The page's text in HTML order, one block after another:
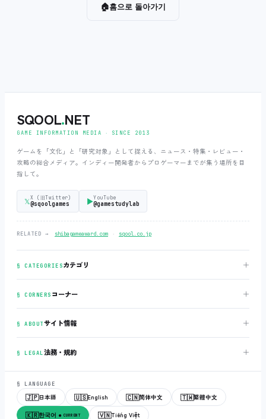
🏠홈으로 돌아가기
SQOOL.NET
GAME INFORMATION MEDIA ‧ SINCE 2013
ゲームを「文化」と「研究対象」として捉える、ニュース・特集・レビュー・
攻略の総合メディア。インディー開発者からプロゲーマーまでが集う場所を目
指して。
𝕏X (旧Twitter)
@sqoolgames ▶YouTube
@gamestudylab
RELATED → shibagameaward.com ‧ sqool.co.jp
§ CATEGORIESカテゴリ ＋
§ CORNERS コーナー ＋
§ ABOUTサイト情報 ＋
§ LEGAL法務・規約 ＋
§ LANGUAGE
🇯🇵日本語 🇺🇸English 🇨🇳简体中文 🇹🇼繁體中文
🇰🇷한국어 ● CURRENT 🇻🇳Tiếng Việt